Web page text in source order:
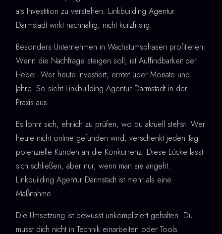
als Investition zu verstehen. Linkbuilding Agentur
Darmstadt wirkt nachhaltig, nicht kurzfristig.
Besonders Unternehmen in Wachstumsphasen profitieren:
Wenn die Nachfrage steigen soll, ist Auffindbarkeit der
Hebel. Wer heute investiert, erntet über Monate und
Jahre. So sieht Linkbuilding Agentur Darmstadt in der
Praxis aus.
Es lohnt sich, ehrlich zu prüfen, wo du aktuell stehst. Wer
heute nicht online gefunden wird, verschenkt jeden Tag
potenzielle Kunden an die Konkurrenz. Diese Lücke lässt
sich schließen, aber nur, wenn man sie angeht.
Linkbuilding Agentur Darmstadt ist mehr als eine
Maßnahme.
Die Umsetzung ist bewusst unkompliziert gehalten. Du
musst dich nicht in Technik einarbeiten oder Tools